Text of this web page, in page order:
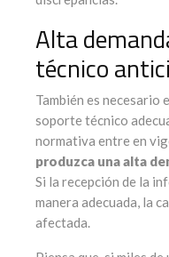
Alta
técnico
También es necesario
soporte técnico
normativa entre en
produzca una alta
Si la recepción de la
manera adecuada, la
afectada.